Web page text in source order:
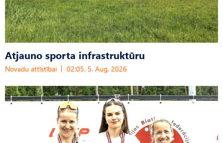
Atjauno sporta infrastruktūru
Novadu attīstībai 02:05, 5. Aug, 2026